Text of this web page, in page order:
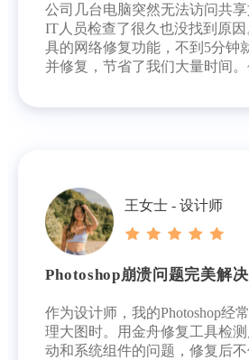
公司几台电脑突然无法访问共享
IT人员检查了很久也没找到原
具的网络修复功能，不到5分钟
并修复，节省了我们大量时间。
王女士 - 设计师
Photoshop崩溃问题完美解决
作为设计师，我的Photoshop经
理大图时。用金舟修复工具检
动和系统组件的问题，修复后不